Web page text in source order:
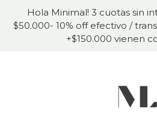
Hola Minimal! 3 cuotas sin
$50.000- 10% off efectivo /
+$150.000 vienen